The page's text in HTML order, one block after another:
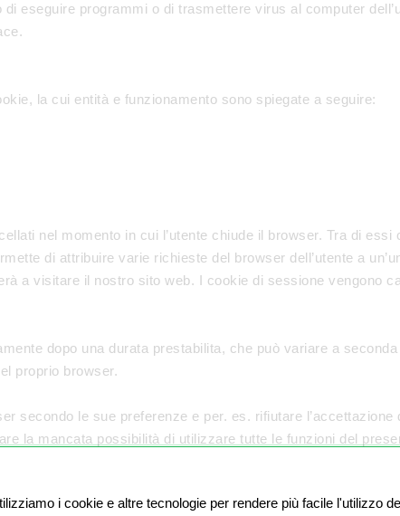
i cookie e altre tecnologie per rendere più facile l'utilizzo
eseguire programmi o di trasmettere virus al computer
la cui entità e funzionamento sono spiegate a seguire:
nel momento in cui l’utente chiude il browser. Tra di
di attribuire varie richieste del browser dell’utente a
a visitare il nostro sito web. I cookie di sessione vengono
dopo una durata prestabilita, che può variare a
proprio browser.
secondo le sue preferenze e per. es. rifiutare
la mancata possibilità di utilizzare tutte le funzioni del
sul nostro sito web.
occasione delle sue visite successive, nel caso in cui in